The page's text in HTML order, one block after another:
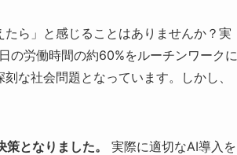
ら」と感じることはありませんか？実
の労働時間の約60%をルーチンワークに
な社会問題となっています。しかし、
となりました。
実際に適切なAI導入を